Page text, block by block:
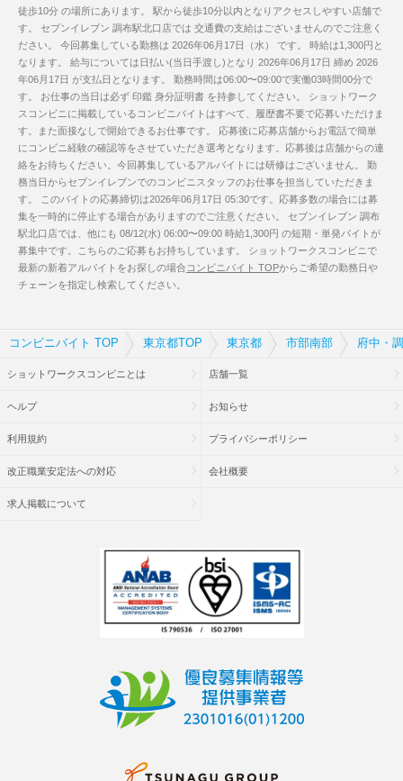
徒歩10分 の場所にあります。 駅から徒歩10分以内となりアクセスしやすい店舗で
す。 セブンイレブン 調布駅北口店では 交通費の支給はございませんのでご注意く
ださい。 今回募集している勤務は 2026年06月17日（水） です。 時給は1,300円と
なります。 給与については日払い(当日手渡し)となり 2026年06月17日 締め 2026
年06月17日 が支払日となります。 勤務時間は06:00〜09:00で実働03時間00分で
す。 お仕事の当日は必ず 印鑑 身分証明書 を持参してください。 ショットワーク
スコンビニに掲載しているコンビニバイトはすべて、履歴書不要で応募いただけま
す。また面接なしで開始できるお仕事です。 応募後に応募店舗からお電話で簡単
にコンビニ経験の確認等をさせていただき選考となります。応募後は店舗からの連
絡をお待ちください。今回募集しているアルバイトには研修はございません。 勤
務当日からセブンイレブンでのコンビニスタッフのお仕事を担当していただきま
す。 このバイトの応募締切は2026年06月17日 05:30です。応募多数の場合には募
集を一時的に停止する場合がありますのでご注意ください。 セブンイレブン 調布
駅北口店では、他にも 08/12(水) 06:00〜09:00 時給1,300円 の短期・単発バイトが
募集中です。こちらのご応募もお持ちしています。 ショットワークスコンビニで
最新の新着アルバイトをお探しの場合コンビニバイト TOPからご希望の勤務日や
チェーンを指定し検索してください。
コンビニバイト TOP 東京都TOP 東京都 市部南部 府中・
ショットワークスコンビニとは 店舗一覧
ヘルプ お知らせ
利用規約 プライバシーポリシー
改正職業安定法への対応 会社概要
求人掲載について